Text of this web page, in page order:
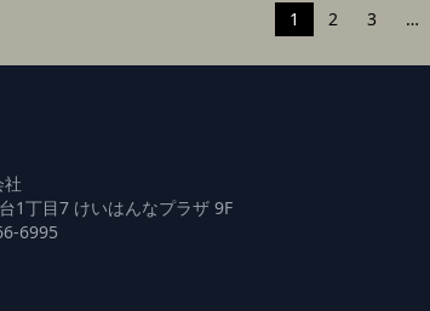
1 2 3 …
1丁目7 けいはんなプラザ 9F
6995